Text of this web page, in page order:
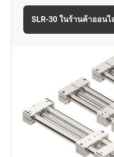
SLR-30 ในร้านค้าออนไ